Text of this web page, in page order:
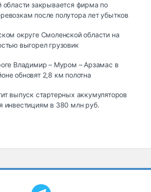
области закрывается фирма по
после полутора лет убытков
округе Смоленской области на
выгорел грузовик
Владимир – Муром – Арзамас в
обновят 2,8 км полотна
выпуск стартерных аккумуляторов
инвестициям в 380 млн руб.